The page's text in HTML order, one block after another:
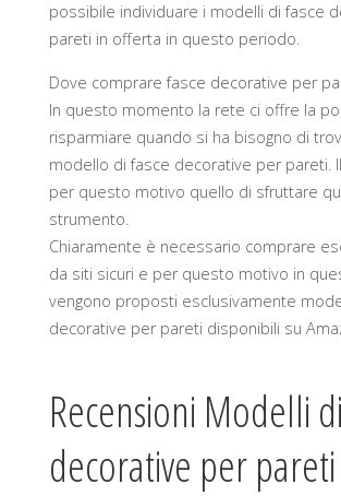
possibile individuare i modelli di fasce
pareti in offerta in questo periodo.
Dove comprare fasce decorative per
In questo momento la rete ci offre la
risparmiare quando si ha bisogno di
modello di fasce decorative per pareti.
per questo motivo quello di sfruttare
strumento.
Chiaramente è necessario comprare
da siti sicuri e per questo motivo in
vengono proposti esclusivamente
decorative per pareti disponibili su
Recensioni Modelli
decorative per pareti